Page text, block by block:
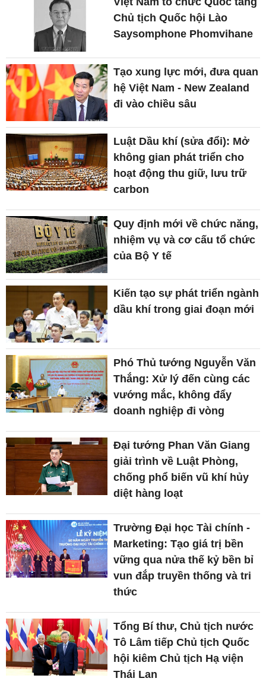
Chủ tịch Quốc hội Lào
Saysomphone Phomvihane
Tạo xung lực mới, đưa quan
hệ Việt Nam - New Zealand
đi vào chiều sâu
Luật Dầu khí (sửa đổi): Mở
không gian phát triển cho
hoạt động thu giữ, lưu trữ
carbon
Quy định mới về chức năng,
nhiệm vụ và cơ cấu tổ chức
của Bộ Y tế
Kiến tạo sự phát triển ngành
dầu khí trong giai đoạn mới
Phó Thủ tướng Nguyễn Văn
Thắng: Xử lý đến cùng các
vướng mắc, không đẩy
doanh nghiệp đi vòng
Đại tướng Phan Văn Giang
giải trình về Luật Phòng,
chống phổ biến vũ khí hủy
diệt hàng loạt
Trường Đại học Tài chính -
Marketing: Tạo giá trị bền
vững qua nửa thế kỷ bền bỉ
vun đắp truyền thống và tri
thức
Tổng Bí thư, Chủ tịch nước
Tô Lâm tiếp Chủ tịch Quốc
hội kiêm Chủ tịch Hạ viện
Thái Lan